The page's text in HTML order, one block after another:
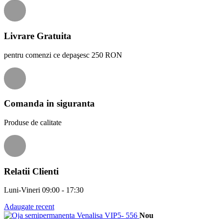
Livrare Gratuita
pentru comenzi ce depaşesc 250 RON
Comanda in siguranta
Produse de calitate
Relatii Clienti
Luni-Vineri 09:00 - 17:30
Adaugate recent
Nou